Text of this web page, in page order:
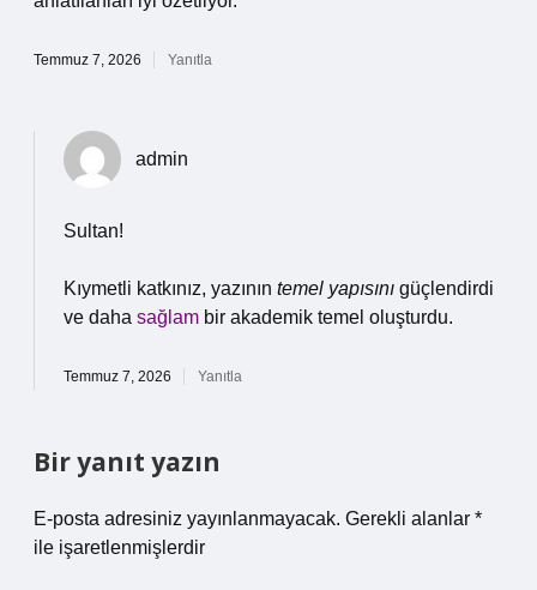
Temmuz 7, 2026 Yanıtla
admin
Sultan!
Kıymetli katkınız, yazının temel yapısını güçlendirdi
ve daha sağlam bir akademik temel oluşturdu.
Temmuz 7, 2026 Yanıtla
Bir yanıt yazın
E-posta adresiniz yayınlanmayacak. Gerekli alanlar *
ile işaretlenmişlerdir